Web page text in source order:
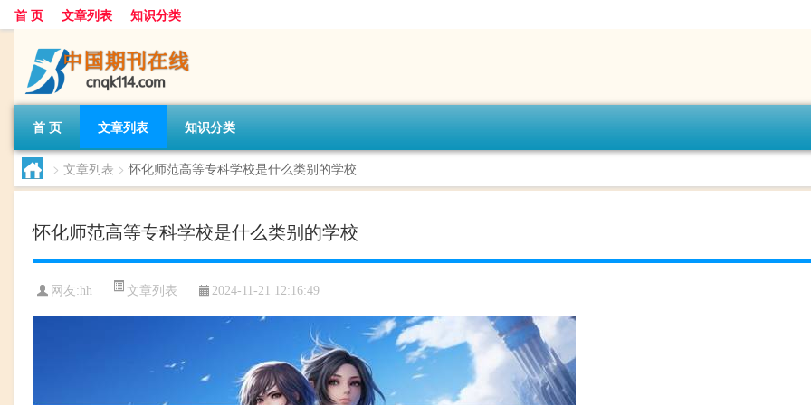
首 页 文章列表 知识分类
首 页 文章列表 知识分类
> 文章列表 > 怀化师范高等专科学校是什么类别的学校
怀化师范高等专科学校是什么类别的学校
网友:hh 文章列表 2024-11-21 12:16:49